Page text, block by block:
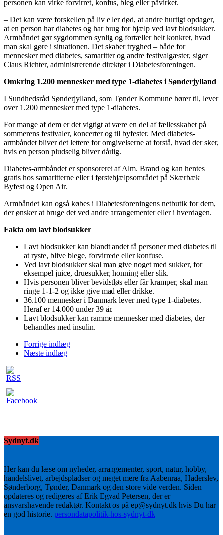
personen kan virke forvirret, konfus, bleg eller påvirket.
– Det kan være forskellen på liv eller død, at andre hurtigt opdager,
at en person har diabetes og har brug for hjælp ved lavt blodsukker.
Armbåndet gør sygdommen synlig og fortæller helt konkret, hvad
man skal gøre i situationen. Det skaber tryghed – både for
mennesker med diabetes, samaritter og andre festivalgæster, siger
Claus Richter, administrerende direktør i Diabetesforeningen.
Omkring 1.200 mennesker med type 1-diabetes i Sønderjylland
I Sundhedsråd Sønderjylland, som Tønder Kommune hører til, lever
over 1.200 mennesker med type 1-diabetes.
For mange af dem er det vigtigt at være en del af fællesskabet på
sommerens festivaler, koncerter og til byfester. Med diabetes-
armbåndet bliver det lettere for omgivelserne at forstå, hvad der sker,
hvis en person pludselig bliver dårlig.
Diabetes-armbåndet er sponsoreret af Alm. Brand og kan hentes
gratis hos samaritterne eller i førstehjælpsområdet på Skærbæk
Byfest og Open Air.
Armbåndet kan også købes i Diabetesforeningens netbutik for dem,
der ønsker at bruge det ved andre arrangementer eller i hverdagen.
Fakta om lavt blodsukker
Lavt blodsukker kan blandt andet få personer med diabetes til
at ryste, blive blege, forvirrede eller konfuse.
Ved lavt blodsukker skal man give noget med sukker, for
eksempel juice, druesukker, honning eller slik.
Hvis personen bliver bevidstløs eller får kramper, skal man
ringe 1-1-2 og ikke give mad eller drikke.
36.100 mennesker i Danmark lever med type 1-diabetes.
Heraf er 14.000 under 39 år.
Lavt blodsukker kan ramme mennesker med diabetes, der
behandles med insulin.
Forrige indlæg
Næste indlæg
Sydnyt.dk
Her kan du læse om nyheder, arrangementer, sport, natur, hobby,
handelslivet, arbejdspladser og meget mere fra Aabenraa, Haderslev,
Sønderborg, Tønder, Danmark og den store vide verden. Siden
opdateres og redigeres af Erik Egvad Petersen, der er
ansvarshavende redaktør. Kontakt os på ep@sydnyt.dk hvis Du har
en god historie. persondatapolitik-hos-sydnyt-dk